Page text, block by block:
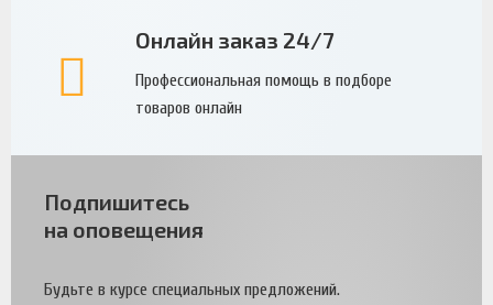
Онлайн заказ 24/7
Профессиональная помощь в подборе
товаров онлайн
Подпишитесь
на оповещения
Будьте в курсе специальных предложений.